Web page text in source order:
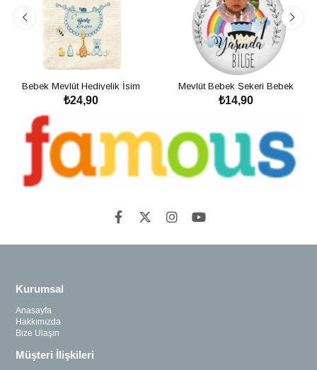
Bebek Mevlüt Hediyelik İsim
Baskılı Lavanta Kesesi Biberon Ve
₺24,90
Mevlüt Bebek Şekeri Bebek
Magnet İsimli Kapak Açacak
₺14,90
Kurumsal
Anasayfa
Hakkımızda
Bize Ulaşın
Müşteri İlişkileri